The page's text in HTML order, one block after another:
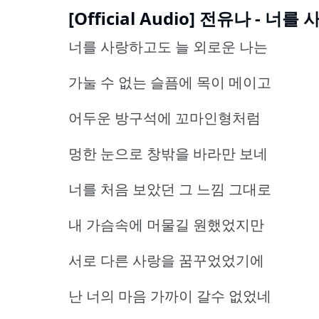
[Official Audio] 전유나 - 너를
너를 사랑하고도 늘 외로운 나는
가눌 수 없는 슬픔에 목이 메이고
어두운 방구석에 꼬마인형처럼
멍한 눈으로 창밖을 바라만 보네
너를 처음 보았던 그 느낌 그대로
내 가슴속에 머물길 원했었지만
서로 다른 사랑을 꿈꾸었었기에
난 너의 마음 가까이 갈수 없었네